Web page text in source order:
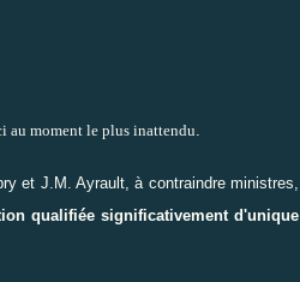
au moment le plus inattendu
et J.M. Ayrault, à contraindre ministres,
qualifiée significativement d'unique